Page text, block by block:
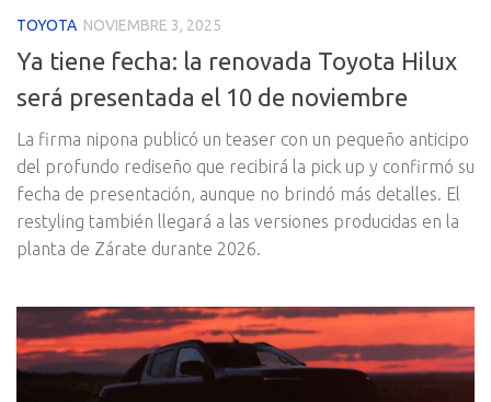
TOYOTA NOVIEMBRE 3, 2025
Ya tiene fecha: la renovada Toyota Hilux
será presentada el 10 de noviembre
La firma nipona publicó un teaser con un pequeño anticipo
del profundo rediseño que recibirá la pick up y confirmó su
fecha de presentación, aunque no brindó más detalles. El
restyling también llegará a las versiones producidas en la
planta de Zárate durante 2026.